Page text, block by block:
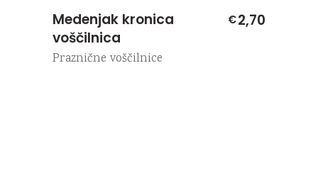
Medenjak kronica
voščilnica
€2,70
Praznične voščilnice